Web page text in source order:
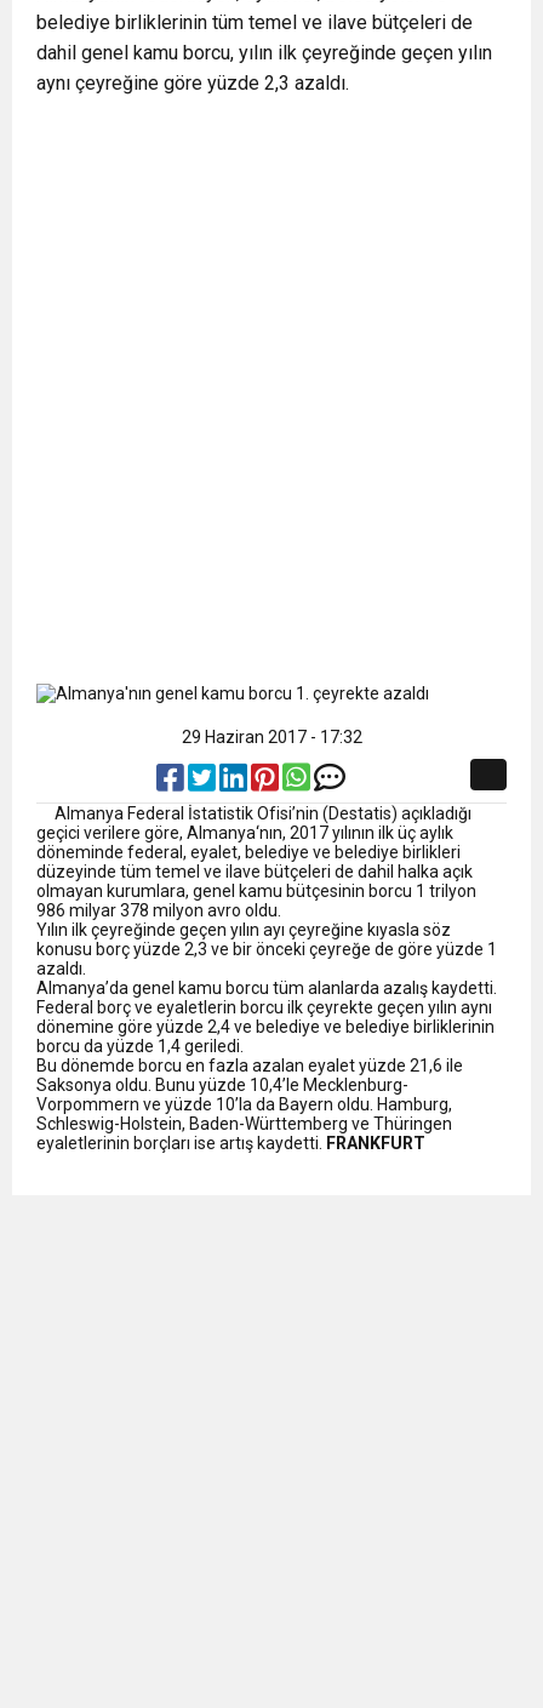
0:12 Nar suyunun antioksidan seviyesi yeşil çaydan
0:07 DİTİB kurucularından Abdullah Uzunalioğlu‘nun
belediye birliklerinin tüm temel ve ilave bütçeleri de
dahil genel kamu borcu, yılın ilk çeyreğinde geçen yılın
aynı çeyreğine göre yüzde 2,3 azaldı.
29 Haziran 2017 - 17:32
Almanya Federal İstatistik Ofisi’nin (Destatis) açıkladığı
geçici verilere göre, Almanya‘nın, 2017 yılının ilk üç aylık
döneminde federal, eyalet, belediye ve belediye birlikleri
düzeyinde tüm temel ve ilave bütçeleri de dahil halka açık
olmayan kurumlara, genel kamu bütçesinin borcu 1 trilyon
986 milyar 378 milyon avro oldu.
Yılın ilk çeyreğinde geçen yılın ayı çeyreğine kıyasla söz
konusu borç yüzde 2,3 ve bir önceki çeyreğe de göre yüzde 1
azaldı.
Almanya’da genel kamu borcu tüm alanlarda azalış kaydetti.
Federal borç ve eyaletlerin borcu ilk çeyrekte geçen yılın aynı
dönemine göre yüzde 2,4 ve belediye ve belediye birliklerinin
borcu da yüzde 1,4 geriledi.
Bu dönemde borcu en fazla azalan eyalet yüzde 21,6 ile
Saksonya oldu. Bunu yüzde 10,4’le Mecklenburg-
Vorpommern ve yüzde 10’la da Bayern oldu. Hamburg,
Schleswig-Holstein, Baden-Württemberg ve Thüringen
eyaletlerinin borçları ise artış kaydetti.
FRANKFURT